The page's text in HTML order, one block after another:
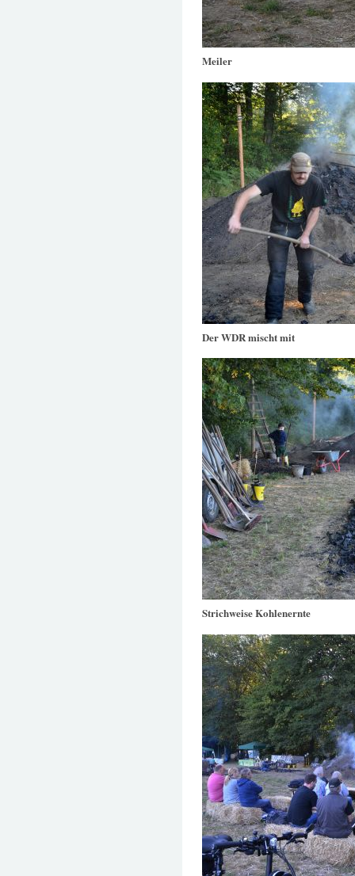
Meiler
Der WDR mischt mit
Strichweise Kohlenernte